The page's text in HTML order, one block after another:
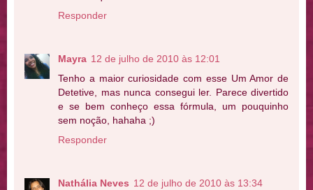
Responder
Mayra 12 de julho de 2010 às 12:01
Tenho a maior curiosidade com esse Um Amor de
Detetive, mas nunca consegui ler. Parece divertido
e se bem conheço essa fórmula, um pouquinho
sem noção, hahaha ;)
Responder
Nathália Neves 12 de julho de 2010 às 13:34